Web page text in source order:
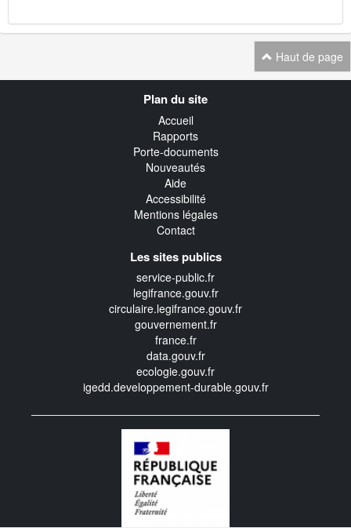
Haut de page
Plan du site
Accueil
Rapports
Porte-documents
Nouveautés
Aide
Accessibilité
Mentions légales
Contact
Les sites publics
service-public.fr
legifrance.gouv.fr
circulaire.legifrance.gouv.fr
gouvernement.fr
france.fr
data.gouv.fr
ecologie.gouv.fr
igedd.developpement-durable.gouv.fr